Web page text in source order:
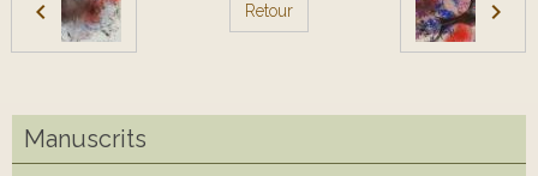
Retour
Manuscrits